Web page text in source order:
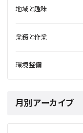
地域と趣味
業務と作業
環境整備
月別アーカイブ